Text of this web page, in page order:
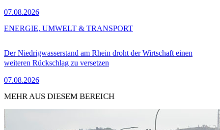
07.08.2026
Der Niedrigwasserstand am Rhein droht der Wirtschaft einen
weiteren Rückschlag zu versetzen
07.08.2026
ENERGIE, UMWELT & TRANSPORT
MEHR AUS DIESEM BEREICH